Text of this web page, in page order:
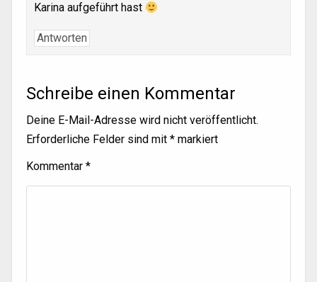
Karina aufgeführt hast
Antworten
Schreibe einen Kommentar
Deine E-Mail-Adresse wird nicht veröffentlicht.
Erforderliche Felder sind mit * markiert
Kommentar *